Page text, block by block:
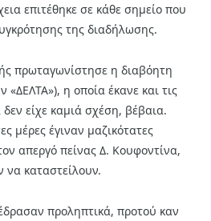
επιτέθηκε σε κάθε σημείο που
της διαδήλωσης.
πρωταγωνίστησε η διαβόητη
η οποία έκανε και τις
είχε καμιά σχέση, βέβαια.
μέρες έγιναν μαζικότατες
απεργό πείνας Δ. Κουφοντίνα,
να καταστείλουν.
προληπτικά, προτού καν